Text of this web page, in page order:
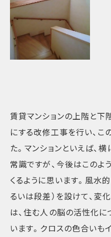
賃貸マンションの上階と下
にする改修工事を行い、こ
た。マンションといえば、横
常識ですが、今後はこの
くるように思います。風水
るいは段差）を設けて、変
は、住む人の脳の活性化に
います。クロスの色合いも